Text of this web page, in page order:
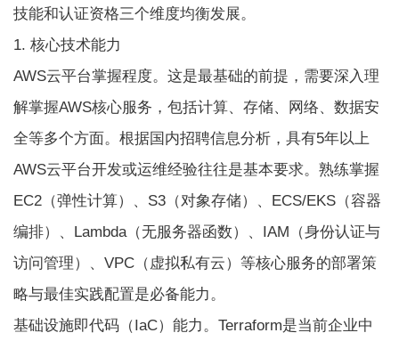
技能和认证资格三个维度均衡发展。
1. 核心技术能力
AWS云平台掌握程度。这是最基础的前提，需要深入理
解掌握AWS核心服务，包括计算、存储、网络、数据安
全等多个方面。根据国内招聘信息分析，具有5年以上
AWS云平台开发或运维经验往往是基本要求。熟练掌握
EC2（弹性计算）、S3（对象存储）、ECS/EKS（容器
编排）、Lambda（无服务器函数）、IAM（身份认证与
访问管理）、VPC（虚拟私有云）等核心服务的部署策
略与最佳实践配置是必备能力。
基础设施即代码（IaC）能力。Terraform是当前企业中